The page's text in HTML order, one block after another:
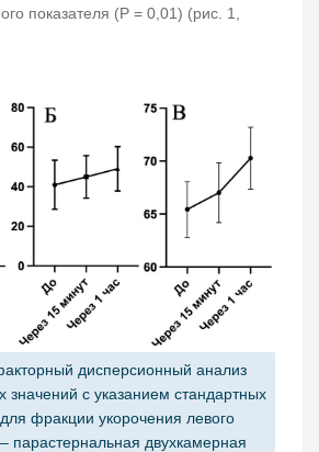
показателя (P = 0,01) (рис. 1,
дисперсионный анализ
значений с указанием стандартных
фракции укорочения левого
парастернальная двухкамерная